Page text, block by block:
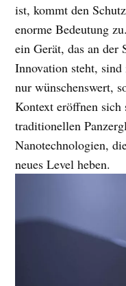
ist, kommt den
enorme Bedeutung
ein Gerät, das an der
Innovation steht,
nur wünschenswert,
Kontext eröffnen
traditionellen
Nanotechnologien,
neues Level heben.